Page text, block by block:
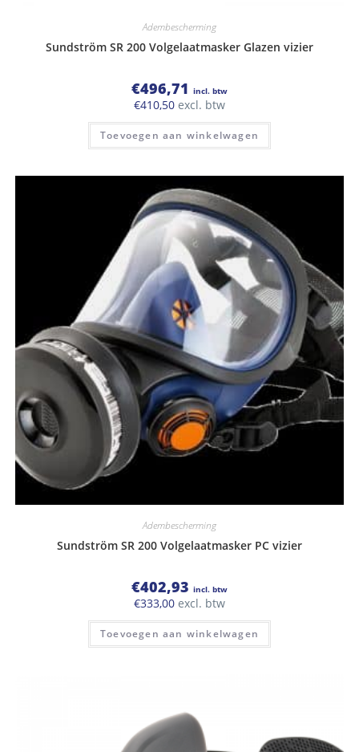
Adembescherming
Sundström SR 200 Volgelaatmasker Glazen vizier
€496,71 incl. btw
€410,50 excl. btw
Toevoegen aan winkelwagen
Adembescherming
Sundström SR 200 Volgelaatmasker PC vizier
€402,93 incl. btw
€333,00 excl. btw
Toevoegen aan winkelwagen